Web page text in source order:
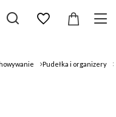
Pudełka i organizery